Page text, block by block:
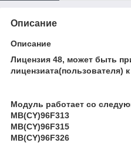
Описание
Описание
Лицензия 48, может быть
лицензиата(пользователя)
Модуль работает со
MB(CY)96F313
MB(CY)96F315
MB(CY)96F326